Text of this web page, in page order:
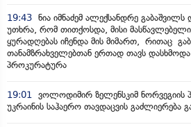
19:43 ნია იმნაძემ ალექსანდრე
უთხრა, რომ თითქოსდა, მისი მასწავლებელი
ყურადღებას იჩენდა მის მიმართ, რითაც
თანამზრახველებთან ერთად თავს დასხმოდა
პროკურატურა
19:01
ვოლოდიმირ ზელენსკიმ ნორვეგიის
უკრაინის საჰაერო თავდაცვის გაძლიერება